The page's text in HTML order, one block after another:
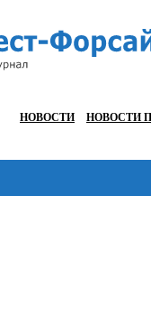
НОВОСТИ НОВОСТИ